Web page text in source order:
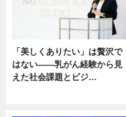
「美しくありたい」は贅沢で
はない――乳がん経験から見
えた社会課題とビジ…